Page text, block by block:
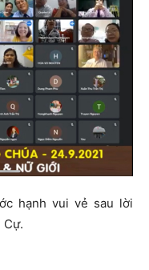
hạnh vui vẻ sau lời
Cự.